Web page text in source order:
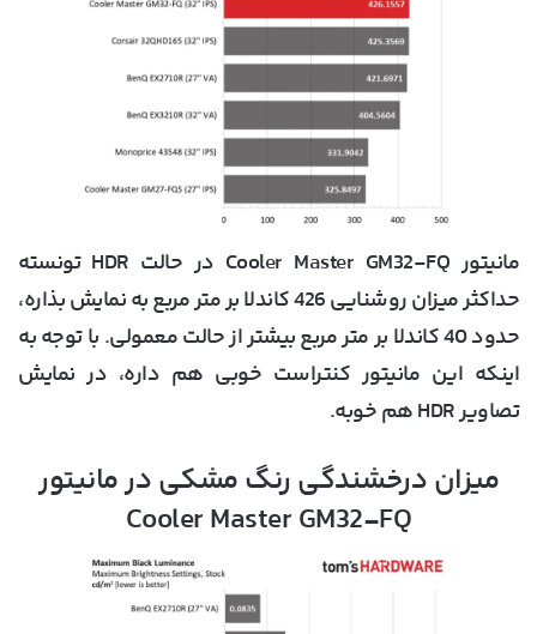
مانیتور Cooler Master GM32-FQ در حالت HDR تونسته
حداکثر میزان روشنایی 426 کاندلا بر متر مربع به نمایش بذاره،
حدود 40 کاندلا بر متر مربع بیشتر از حالت معمولی. با توجه به
اینکه این مانیتور کنتراست خوبی هم داره، در نمایش
تصاویر HDR هم خوبه.
میزان درخشندگی رنگ مشکی در مانیتور
Cooler Master GM32-FQ